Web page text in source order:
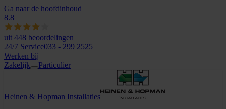
Ga naar de hoofdinhoud
8.8
uit 448 beoordelingen
24/7 Service033 - 299 2525
Werken bij
Zakelijk
Particulier
Heinen & Hopman Installaties